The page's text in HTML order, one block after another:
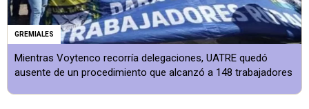
GREMIALES
Mientras Voytenco recorría delegaciones, UATRE quedó
ausente de un procedimiento que alcanzó a 148 trabajadores